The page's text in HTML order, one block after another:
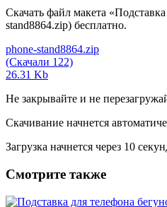
Скачать файл макета
stand8864.zip) бесплатно.
phone-stand8864.zip
(Скачали 122)
26.31 Kb
Не закрывайте и не
Скачивание начнется
Загрузка начнется через 10
Смотрите также